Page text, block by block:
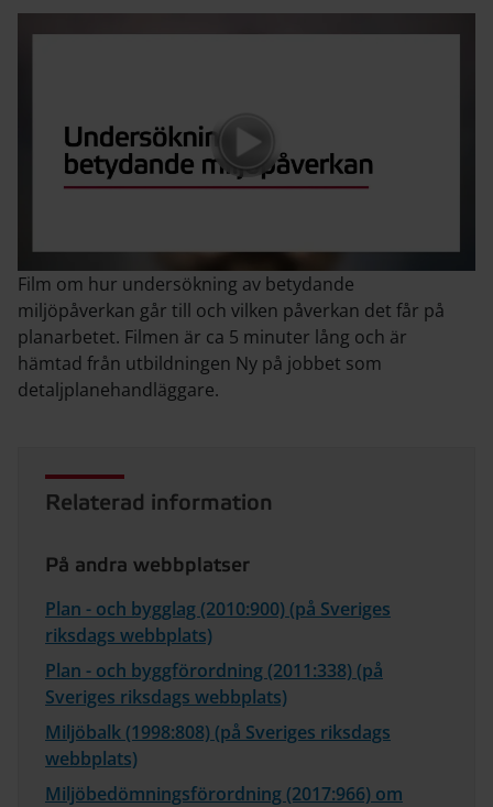
Film om hur undersökning av betydande
miljöpåverkan går till och vilken påverkan det får på
planarbetet. Filmen är ca 5 minuter lång och är
hämtad från utbildningen Ny på jobbet som
detaljplanehandläggare.
Relaterad information
På andra webbplatser
Plan - och bygglag (2010:900) (på Sveriges
riksdags webbplats)
Plan - och byggförordning (2011:338) (på
Sveriges riksdags webbplats)
Miljöbalk (1998:808) (på Sveriges riksdags
webbplats)
Miljöbedömningsförordning (2017:966) om